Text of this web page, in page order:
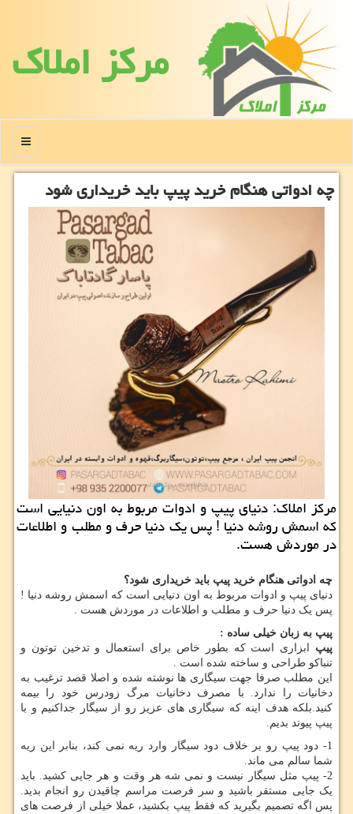
مركز املاك
منو
چه ادواتی هنگام خرید پیپ باید خریداری شود
مركز املاك: دنیای پیپ و ادوات مربوط به اون دنیایی است
كه اسمش روشه دنیا ! پس یك دنیا حرف و مطلب و اطلاعات
در موردش هست.
چه ادواتی هنگام خرید پیپ باید خریداری شود؟
دنیای پیپ و ادوات مربوط به اون دنیایی است که اسمش روشه دنیا !
پس یک دنیا حرف و مطلب و اطلاعات در موردش هست .
پیپ به زبان خیلی ساده :
پیپ ابزاری است که بطور خاص برای استعمال و تدخین توتون و
تنباکو طراحی و ساخته شده است .
این مطلب صرفا جهت سیگاری ها نوشته شده و اصلا قصد ترغیب به
دخانیات را ندارد. با مصرف دخانیات مرگ زودرس خود را بیمه
کنید.بلکه هدف اینه که سیگاری های عزیز رو از سیگار جداکنیم و با
پیپ پیوند بدیم.
1- دود پیپ رو بر خلاف دود سیگار وارد ریه نمی کند، بنابر این ریه
شما سالم می ماند.
2- پیپ مثل سیگار نیست و نمی شه هر وقت و هر جایی کشید. باید
یک جایی مستقر باشید و سر فرصت مراسم چاقیدن رو انجام بدید.
پس اگه تصمیم بگیرید که فقط پیپ بکشید، عملا خیلی از فرصت های